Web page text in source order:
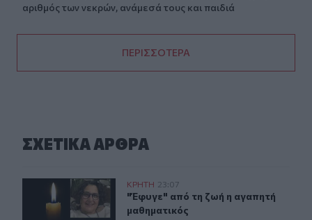
αριθμός των νεκρών, ανάμεσά τους και παιδιά
ΠΕΡΙΣΣΟΤΕΡΑ
ΣΧΕΤΙΚA AΡΘΡΑ
"Έφυγε" από τη ζωή η αγαπητή μαθηματικός
ΚΡΗΤΗ 23:07
"Έφυγε" από τη ζωή η αγαπητή
"Έφυγε" από τη ζωή η αγαπητή
μαθηματικός